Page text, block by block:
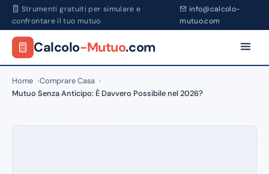
Strumenti gratuiti per simulare e
confrontare il tuo mutuo
info@calcolo-
mutuo.com
Calcolo-Mutuo.com
Home
Comprare Casa
Mutuo Senza Anticipo: È Davvero Possibile nel 2026?